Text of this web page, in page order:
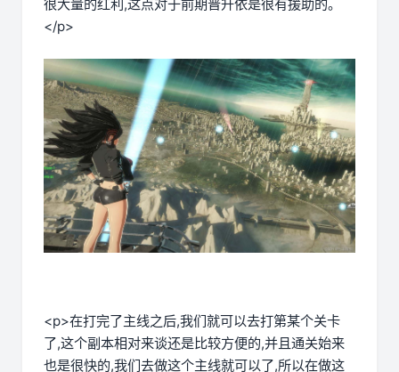
很大量的红利,这点对于前期晋升依是很有援助的。
</p>
<p>在打完了主线之后,我们就可以去打第某个关卡
了,这个副本相对来谈还是比较方便的,并且通关始来
也是很快的,我们去做这个主线就可以了,所以在做这